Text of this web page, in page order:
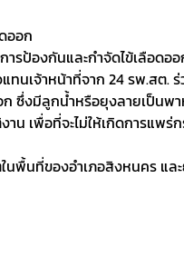
ออก
รป้องกันและกำจัดไข้เลือด
ทนเจ้าหน้าที่จาก 24 รพ.สต.
งมีลูกน้ำหรือยุงลายเป็นพา
เพื่อที่จะไม่ให้เกิดการแพร่
พื้นที่ของอำเภอสิงหนคร แล